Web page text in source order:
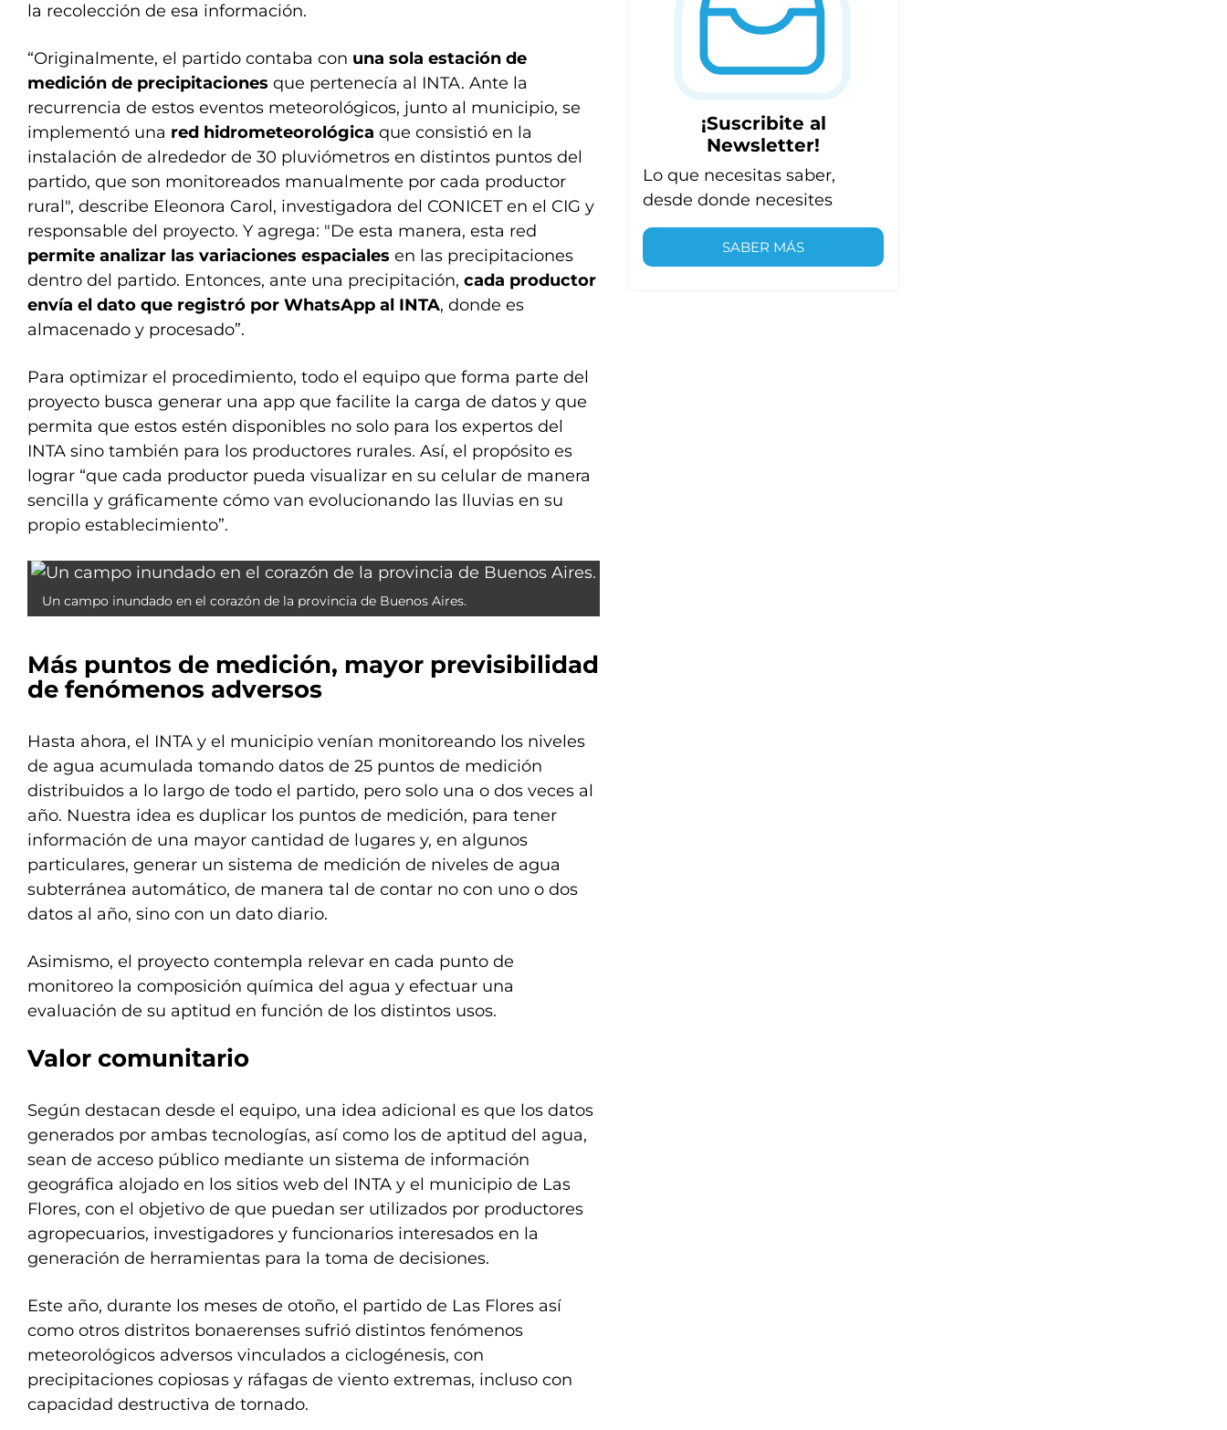
la recolección de esa información.
“Originalmente, el partido contaba con una sola estación de
medición de precipitaciones que pertenecía al INTA. Ante la
recurrencia de estos eventos meteorológicos, junto al municipio, se
implementó una red hidrometeorológica que consistió en la
instalación de alrededor de 30 pluviómetros en distintos puntos del
partido, que son monitoreados manualmente por cada productor
rural", describe Eleonora Carol, investigadora del CONICET en el CIG y
responsable del proyecto. Y agrega: "De esta manera, esta red
permite analizar las variaciones espaciales en las precipitaciones
dentro del partido. Entonces, ante una precipitación, cada productor
envía el dato que registró por WhatsApp al INTA, donde es
almacenado y procesado”.
Para optimizar el procedimiento, todo el equipo que forma parte del
proyecto busca generar una app que facilite la carga de datos y que
permita que estos estén disponibles no solo para los expertos del
INTA sino también para los productores rurales. Así, el propósito es
lograr “que cada productor pueda visualizar en su celular de manera
sencilla y gráficamente cómo van evolucionando las lluvias en su
propio establecimiento”.
Un campo inundado en el corazón de la provincia de Buenos Aires.
Más puntos de medición, mayor previsibilidad
de fenómenos adversos
Hasta ahora, el INTA y el municipio venían monitoreando los niveles
de agua acumulada tomando datos de 25 puntos de medición
distribuidos a lo largo de todo el partido, pero solo una o dos veces al
año. Nuestra idea es duplicar los puntos de medición, para tener
información de una mayor cantidad de lugares y, en algunos
particulares, generar un sistema de medición de niveles de agua
subterránea automático, de manera tal de contar no con uno o dos
datos al año, sino con un dato diario.
Asimismo, el proyecto contempla relevar en cada punto de
monitoreo la composición química del agua y efectuar una
evaluación de su aptitud en función de los distintos usos.
Valor comunitario
Según destacan desde el equipo, una idea adicional es que los datos
generados por ambas tecnologías, así como los de aptitud del agua,
sean de acceso público mediante un sistema de información
geográfica alojado en los sitios web del INTA y el municipio de Las
Flores, con el objetivo de que puedan ser utilizados por productores
agropecuarios, investigadores y funcionarios interesados en la
generación de herramientas para la toma de decisiones.
Este año, durante los meses de otoño, el partido de Las Flores así
como otros distritos bonaerenses sufrió distintos fenómenos
meteorológicos adversos vinculados a ciclogénesis, con
precipitaciones copiosas y ráfagas de viento extremas, incluso con
capacidad destructiva de tornado.
¡Suscribite al
Newsletter!
Lo que necesitas saber,
desde donde necesites
SABER MÁS